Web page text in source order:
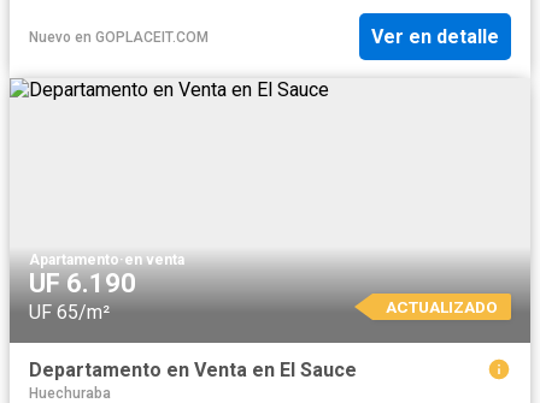
Nuevo en GOPLACEIT.COM Ver en detalle
Apartamento·en venta
UF 6.190
UF 65/m² ACTUALIZADO
Departamento en Venta en El Sauce
Huechuraba